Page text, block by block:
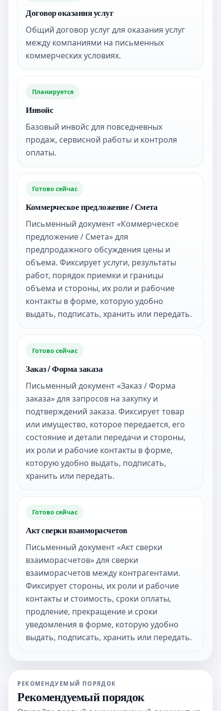
Договор оказания услуг
Общий договор услуг для оказания услуг
между компаниями на письменных
коммерческих условиях.
Планируется
Инвойс
Базовый инвойс для повседневных
продаж, сервисной работы и контроля
оплаты.
Готово сейчас
Коммерческое предложение / Смета
Письменный документ «Коммерческое
предложение / Смета» для
предпродажного обсуждения цены и
объема. Фиксирует услуги, результаты
работ, порядок приемки и границы
объема и стороны, их роли и рабочие
контакты в форме, которую удобно
выдать, подписать, хранить или передать.
Готово сейчас
Заказ / Форма заказа
Письменный документ «Заказ / Форма
заказа» для запросов на закупку и
подтверждений заказа. Фиксирует товар
или имущество, которое передается, его
состояние и детали передачи и стороны,
их роли и рабочие контакты в форме,
которую удобно выдать, подписать,
хранить или передать.
Готово сейчас
Акт сверки взаиморасчетов
Письменный документ «Акт сверки
взаиморасчетов» для сверки
взаиморасчетов между контрагентами.
Фиксирует стороны, их роли и рабочие
контакты и стоимость, сроки оплаты,
продление, прекращение и сроки
уведомления в форме, которую удобно
выдать, подписать, хранить или передать.
РЕКОМЕНДУЕМЫЙ ПОРЯДОК
Рекомендуемый порядок